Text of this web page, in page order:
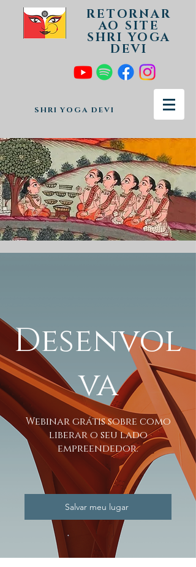
RETORNAR
AO SITE
SHRI YOGA
DEVI
SHRI YOGA DEVI
Desenvol
va
Webinar grátis sobre como
liberar o seu lado
empreendedor.
Salvar meu lugar